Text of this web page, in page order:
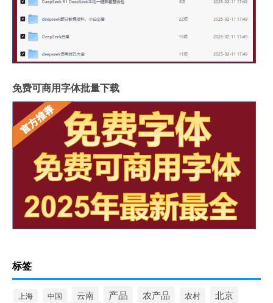
免费可商用字体批量下载
标签
上海 中国 云南 产品 农产品 农村 北京